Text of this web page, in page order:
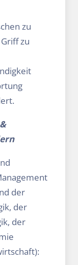
zu
zu
&
der
der
der